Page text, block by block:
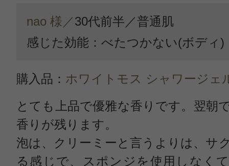
nao 様／30代前半／普通肌
感じた効能：べたつかない(ボディ)
購入品： ホワイトモス シャワージェ
とても上品で優雅な香りです。翌朝
香りが残ります。
泡は、クリーミーと言うよりは、サ
る感じで、スポンジを使用しなく